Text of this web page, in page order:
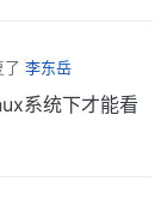
了 李东岳
系统下才能看